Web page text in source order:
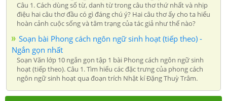
Câu 1. Cách dùng số từ, danh từ trong câu thơ thứ nhất và nhịp
điệu hai câu thơ đầu có gì đáng chú ý? Hai câu thơ ấy cho ta hiểu
hoàn cảnh cuộc sống và tâm trạng của tác giả như thế nào?
Soạn bài Phong cách ngôn ngữ sinh hoạt (tiếp theo) -
Ngắn gọn nhất
Soạn Văn lớp 10 ngắn gọn tập 1 bài Phong cách ngôn ngữ sinh
hoạt (tiếp theo). Câu 1. Tìm hiểu các đặc trưng của phong cách
ngôn ngữ sinh hoạt qua đoạn trích Nhật kí Đặng Thuỳ Trâm.